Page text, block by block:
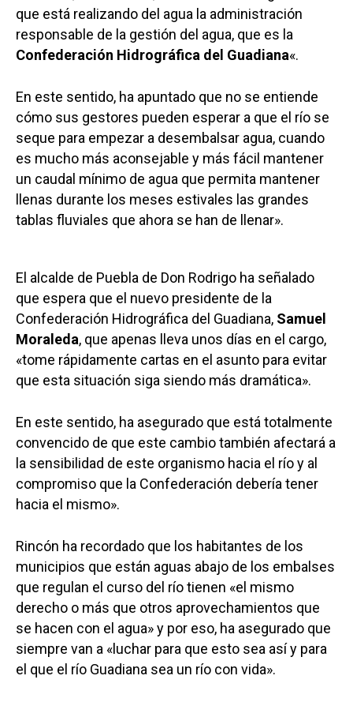
que está realizando del agua la administración
responsable de la gestión del agua, que es la
Confederación Hidrográfica del Guadiana«.
En este sentido, ha apuntado que no se entiende
cómo sus gestores pueden esperar a que el río se
seque para empezar a desembalsar agua, cuando
es mucho más aconsejable y más fácil mantener
un caudal mínimo de agua que permita mantener
llenas durante los meses estivales las grandes
tablas fluviales que ahora se han de llenar».
El alcalde de Puebla de Don Rodrigo ha señalado
que espera que el nuevo presidente de la
Confederación Hidrográfica del Guadiana, Samuel
Moraleda, que apenas lleva unos días en el cargo,
«tome rápidamente cartas en el asunto para evitar
que esta situación siga siendo más dramática».
En este sentido, ha asegurado que está totalmente
convencido de que este cambio también afectará a
la sensibilidad de este organismo hacia el río y al
compromiso que la Confederación debería tener
hacia el mismo».
Rincón ha recordado que los habitantes de los
municipios que están aguas abajo de los embalses
que regulan el curso del río tienen «el mismo
derecho o más que otros aprovechamientos que
se hacen con el agua» y por eso, ha asegurado que
siempre van a «luchar para que esto sea así y para
el que el río Guadiana sea un río con vida».